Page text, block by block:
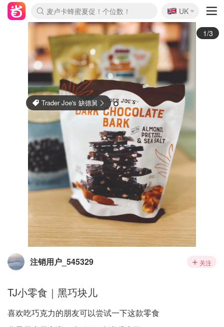
麦卢卡蜂蜜夏促！个位数！
Prada/Miu 4.8折！
啥？必胜客披萨5折！
🇬🇧
UK
2/3
注销用户_545329 关注
TJ小零食｜黑巧块儿
喜欢吃巧克力的朋友可以尝试一下这款零食